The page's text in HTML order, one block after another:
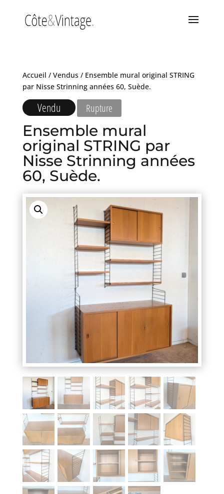
Accueil / Vendus/ Ensemble mural original STRING
par Nisse Strinning années 60, Suède.
Vendu Rupture
Ensemble mural
original STRING par
Nisse Strinning années
60, Suède.